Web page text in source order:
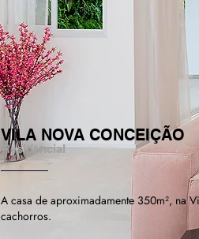
VILA NOVA CONCEIÇÃO
Residencial
A casa de aproximadamente 350m², na
cachorros.